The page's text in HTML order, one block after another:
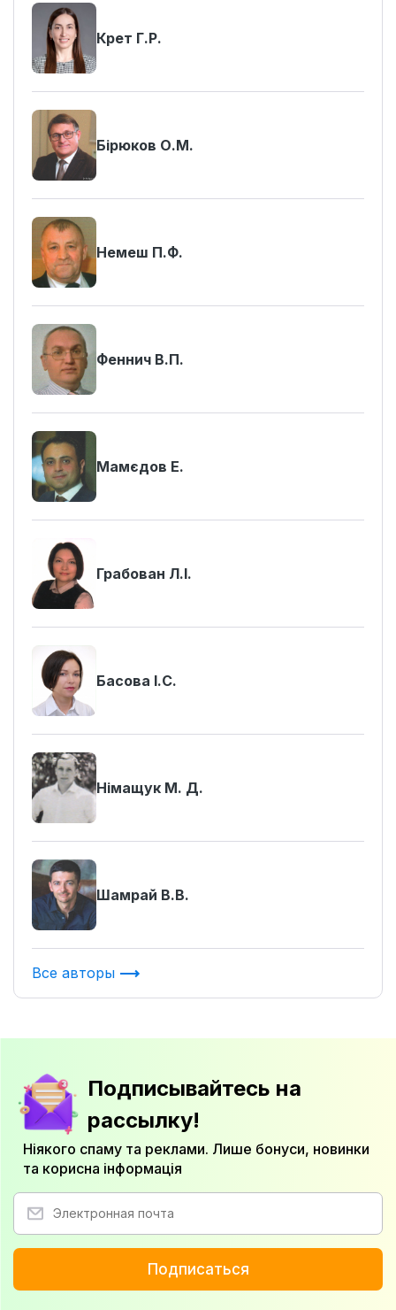
Крет Г.Р.
Бірюков О.М.
Немеш П.Ф.
Феннич В.П.
Мамєдов Е.
Грабован Л.І.
Басова І.С.
Німащук М. Д.
Шамрай В.В.
Все авторы
Подписывайтесь на
рассылку!
Ніякого спаму та реклами. Лише бонуси, новинки
та корисна інформація
Подписаться